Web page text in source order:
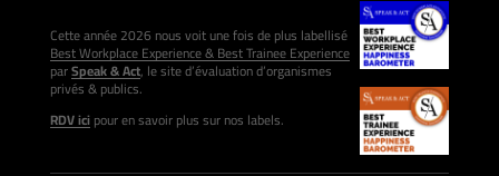
Cette année 2026 nous voit une fois de plus labellisé
Best Workplace Experience & Best Trainee Experience
parSpeak & Act, le site d’évaluation d’organismes
privés & publics.
RDV icipour en savoir plus sur nos labels.